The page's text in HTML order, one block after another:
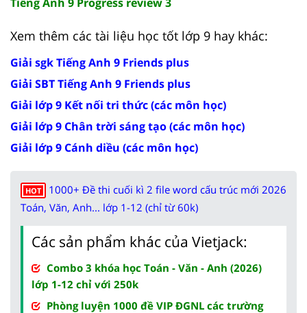
Xem thêm các tài liệu học tốt lớp 9 hay khác:
Giải sgk Tiếng Anh 9 Friends plus
Giải SBT Tiếng Anh 9 Friends plus
Giải lớp 9 Kết nối tri thức (các môn học)
Giải lớp 9 Chân trời sáng tạo (các môn học)
Giải lớp 9 Cánh diều (các môn học)
HOT
1000+ Đề thi cuối kì 2 file word cấu trúc mới 2026
Toán, Văn, Anh... lớp 1-12 (chỉ từ 60k)
Các sản phẩm khác của Vietjack:
Combo 3 khóa học Toán - Văn - Anh (2026)
lớp 1-12 chỉ với 250k
Phòng luyện 1000 đề VIP ĐGNL các trường